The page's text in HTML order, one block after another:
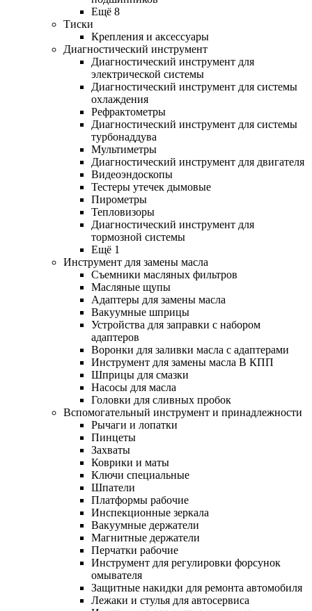
Ещё 8
Тиски
Крепления и аксессуары
Диагностический инструмент
Диагностический инструмент для
электрической системы
Диагностический инструмент для системы
охлаждения
Рефрактометры
Диагностический инструмент для системы
турбонаддува
Мультиметры
Диагностический инструмент для двигателя
Видеоэндоскопы
Тестеры утечек дымовые
Пирометры
Тепловизоры
Диагностический инструмент для
тормозной системы
Ещё 1
Инструмент для замены масла
Съемники масляных фильтров
Масляные щупы
Адаптеры для замены масла
Вакуумные шприцы
Устройства для заправки с набором
адаптеров
Воронки для заливки масла с адаптерами
Инструмент для замены масла В КПП
Шприцы для смазки
Насосы для масла
Головки для сливных пробок
Вспомогательный инструмент и принадлежности
Рычаги и лопатки
Пинцеты
Захваты
Коврики и маты
Ключи специальные
Шпатели
Платформы рабочие
Инспекционные зеркала
Вакуумные держатели
Магнитные держатели
Перчатки рабочие
Инструмент для регулировки форсунок
омывателя
Защитные накидки для ремонта автомобиля
Лежаки и стулья для автосервиса